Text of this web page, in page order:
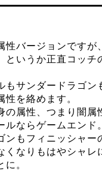
性バージョンですが
というか正直コッチ
もサンダードラゴン
を絡めます。
の属性、つまり闇属
ルならゲームエンド。
ンもフィニッシャー
くなりもはやシャレ
。